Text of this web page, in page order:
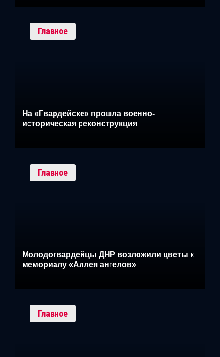
Главное
На «Гвардейске» прошла военно-
историческая реконструкция
Главное
Молодогвардейцы ДНР возложили цветы к
мемориалу «Аллея ангелов»
Главное